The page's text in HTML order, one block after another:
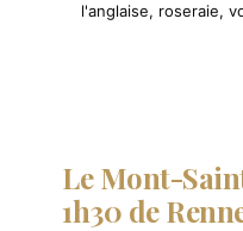
l'anglaise, roseraie,
Le Mont-
1h30 de